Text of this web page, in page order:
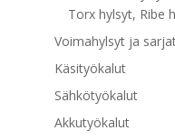
Torx hylsyt, Ribe
Voimahylsyt ja
Käsityökalut
Sähkötyökalut
Akkutyökalut